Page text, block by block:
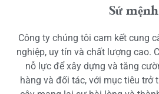
Sứ mệnh
Công ty chúng tôi cam kết cung
nghiệp, uy tín và chất lượng cao.
nỗ lực để xây dựng và tăng
hàng và đối tác, với mục tiêu trở